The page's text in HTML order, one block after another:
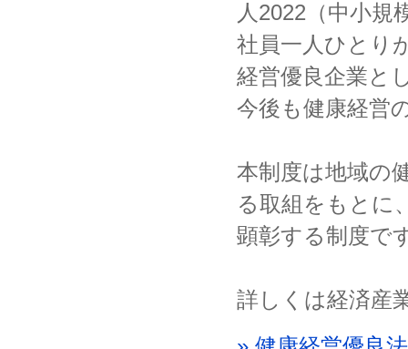
人2022（中小規
社員一人ひとり
経営優良企業と
今後も健康経営
本制度は地域の
る取組をもとに
顕彰する制度で
詳しくは経済産